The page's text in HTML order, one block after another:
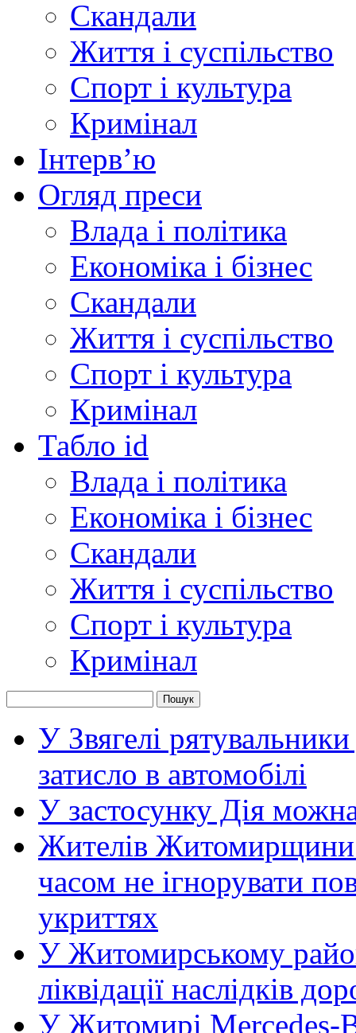
Скандали
Життя і суспільство
Спорт і культура
Кримінал
Інтерв’ю
Огляд преси
Влада і політика
Економіка і бізнес
Скандали
Життя і суспільство
Спорт і культура
Кримінал
Табло id
Влада і політика
Економіка і бізнес
Скандали
Життя і суспільство
Спорт і культура
Кримінал
У Звягелі
затисло в автомобілі
У застосунку Дія
Жителів Житомирщини
часом не ігнорувати
укриттях
У Житомирському
ліквідації наслідків
У Житомирі Mercedes-